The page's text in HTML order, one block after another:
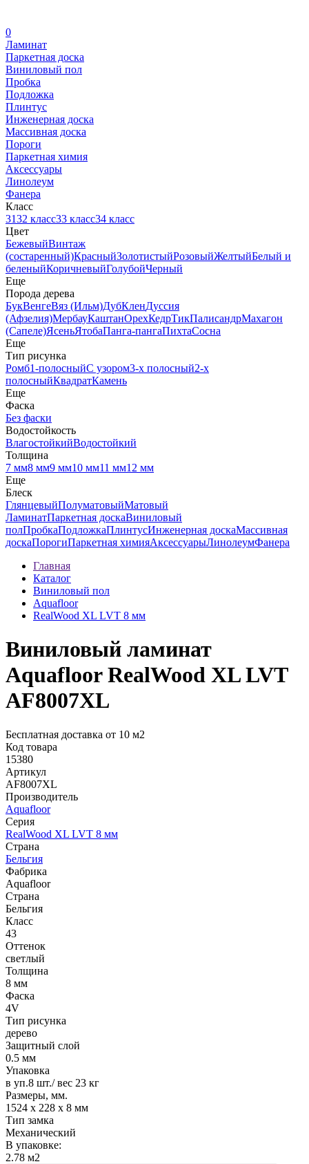
0
Ламинат
Паркетная доска
Виниловый пол
Пробка
Подложка
Плинтус
Инженерная доска
Массивная доска
Пороги
Паркетная химия
Аксессуары
Линолеум
Фанера
Класс
3132 класс33 класс34 класс
Цвет
БежевыйВинтаж
(состаренный)КрасныйЗолотистыйРозовыйЖелтыйБелый и
беленыйКоричневыйГолубойЧерный
Еще
Порода дерева
БукВенгеВяз (Ильм)ДубКленДуссия
(Афзелия)МербауКаштанОрехКедрТикПалисандрМахагон
(Сапеле)ЯсеньЯтобаПанга-пангаПихтаСосна
Еще
Тип рисунка
Ромб1-полосныйС узором3-х полосный2-х
полосныйКвадратКамень
Еще
Фаска
Без фаски
Водостойкость
ВлагостойкийВодостойкий
Толщина
7 мм8 мм9 мм10 мм11 мм12 мм
Еще
Блеск
ГлянцевыйПолуматовыйМатовый
ЛаминатПаркетная доскаВиниловый
полПробкаПодложкаПлинтусИнженерная доскаМассивная
доскаПорогиПаркетная химияАксессуарыЛинолеумФанера
Главная
Каталог
Виниловый пол
Aquafloor
RealWood XL LVT 8 мм
Виниловый ламинат
Aquafloor RealWood XL LVT
AF8007XL
Бесплатная доставка от 10 м2
Код товара
15380
Артикул
AF8007XL
Производитель
Aquafloor
Серия
RealWood XL LVT 8 мм
Страна
Бельгия
Фабрика
Aquafloor
Страна
Бельгия
Класс
43
Оттенок
светлый
Толщина
8 мм
Фаска
4V
Тип рисунка
дерево
Защитный слой
0.5 мм
Упаковка
в уп.8 шт./ вес 23 кг
Размеры, мм.
1524 х 228 х 8 мм
Тип замка
Механический
В упаковке:
2.78 м2